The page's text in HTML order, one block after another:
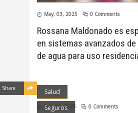
May, 03, 2025 0 Comments
Rossana Maldonado es
en sistemas avanzados
de agua para uso
Salud
Seguros
Share
Feb, 06, 2025 0 Comments